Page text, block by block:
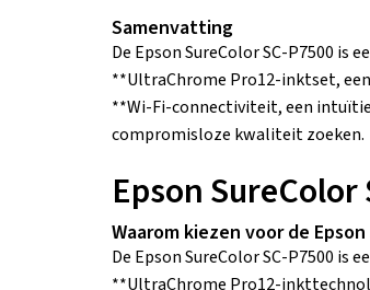
Samenvatting
De Epson SureColor SC-P7500
**UltraChrome Pro12-inktset,
**Wi-Fi-connectiviteit, een
compromisloze kwaliteit zoeken.
Epson
Waarom kiezen voor de Epson
De Epson SureColor SC-P7500
**UltraChrome Pro12-